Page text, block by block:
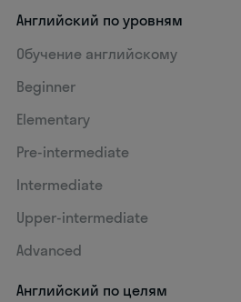
Английский по уровням
Обучение английскому
Beginner
Elementary
Pre-intermediate
Intermediate
Upper-intermediate
Advanced
Английский по целям